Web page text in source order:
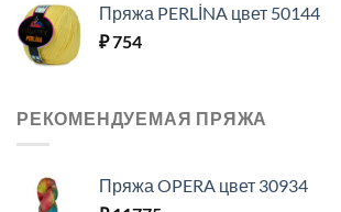
Пряжа PERLİNA цвет 50144
₽754
РЕКОМЕНДУЕМАЯ ПРЯЖА
Пряжа OPERA цвет 30934